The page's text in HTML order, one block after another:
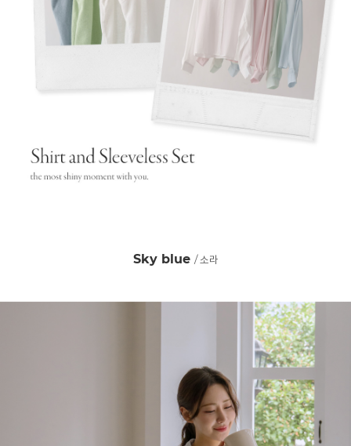
Sky blue / 소라